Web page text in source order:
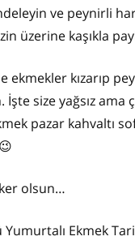
ve peynirli
üzerine kaşıkla
ekmekler kızarıp
size yağsız ama
pazar kahvaltı
olsun…
Yumurtalı Ekmek